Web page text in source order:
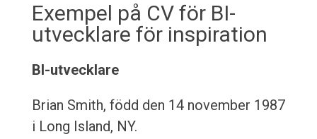
Exempel på CV för BI-
utvecklare för inspiration
BI-utvecklare
Brian Smith, född den 14 november 1987
i Long Island, NY.